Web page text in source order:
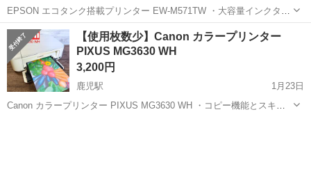
EPSON エコタンク搭載プリンター EW-M571TW ・大容量インクタン
ク（エコタンク）を搭載した、コンパクトサイズのA4対応インクジェ
ット複合機。インク交換の手間を軽減し、低印刷コストを実現 ・「挿
すだけ満タン」イ...
高知 南国市 鹿児駅 プリンター インク
【使用枚数少】Canon カラープリンター
PIXUS MG3630 WH
3,200円
鹿児駅
1月23日
Canon カラープリンター PIXUS MG3630 WH ・コピー機能とスキャ